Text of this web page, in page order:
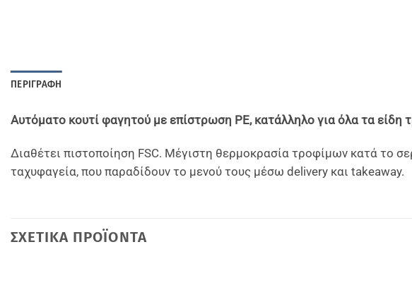
ΠΕΡΙΓΡΑΦΉ
Αυτόματο κουτί φαγητού με επίστρωση PE, κατάλληλο για όλα τα είδη
Διαθέτει πιστοποίηση FSC. Μέγιστη θερμοκρασία τροφίμων κατά το
ταχυφαγεία, που παραδίδουν το μενού τους μέσω delivery και takeaway.
ΣΧΕΤΙΚΆ ΠΡΟΪΌΝΤΑ